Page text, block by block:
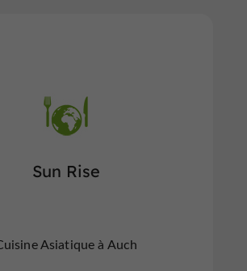
Sun Rise
Asiatique à Auch